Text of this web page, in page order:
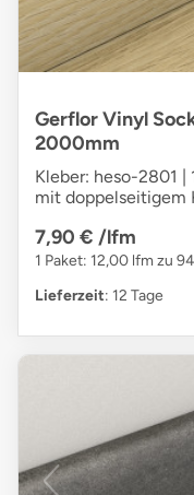
Gerflor Vinyl
2000mm
Kleber: heso-2801 |
mit doppelseitigem
7,90 € /lfm
1 Paket: 12,00 lfm zu
Lieferzeit: 12 Tage